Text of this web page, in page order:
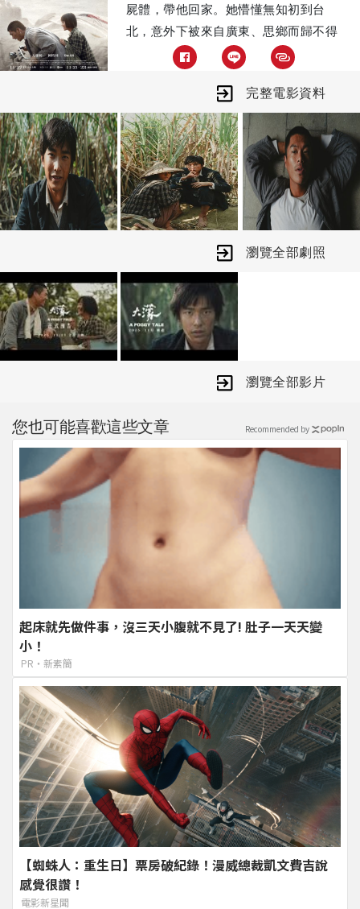
屍體，帶他回家。她懵懂無知初到台
北，意外下被來自廣東、思鄉而歸不得
的三輪車夫所救。兩個沒有血緣關係的
為籌措贖屍費，而賭上性命的旅程。
完整電影資料
瀏覽全部劇照
瀏覽全部影片
您也可能喜歡這些文章
起床就先做件事，沒三天小腹就不見了! 肚子一天天變
小！
PR・新素簡
【蜘蛛人：重生日】票房破紀錄！漫威總裁凱文費吉說
感覺很讚！
電影新星聞
Recommended by